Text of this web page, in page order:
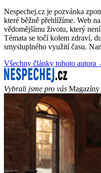
Nespechej.cz je pozvánka
které běžně přehlížíme. Web
vědomějšímu životu, který
Témata se točí kolem zdraví,
smysluplného využití času.
Všechny články tohoto autora
Vybrali jsme pro vás Magazíny